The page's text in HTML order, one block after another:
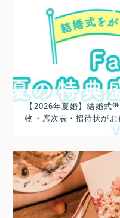
【2026年夏婚】結婚式
物・席次表・招待状が